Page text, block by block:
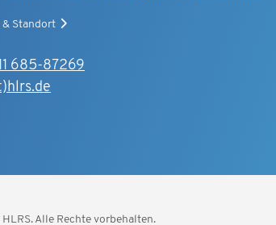
Standort
685-87269
Alle Rechte vorbehalten.